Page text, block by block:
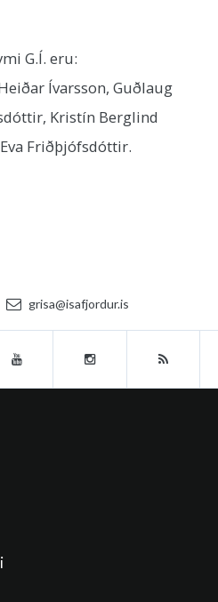
G.Í. eru:
Ívarsson, Guðlaug
Kristín Berglind
Friðþjófsdóttir.
grisa@isafjordur.is